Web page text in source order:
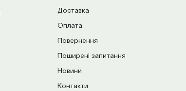
Доставка
Оплата
Повернення
Поширені запитання
Новини
Контакти